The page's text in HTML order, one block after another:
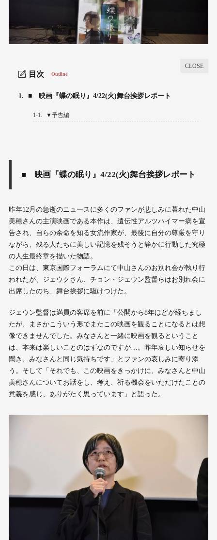
目次 Outline
1. ■ 映画『蝶の眠り』4/22(火)舞台挨拶レポート
1-1. ▼予告編
■ 映画『蝶の眠り』4/22(火)舞台挨拶レポート
昨年12月の急逝のニュースに多くのファンが悲しみに暮れた中山
美穂さんの主演映画である本作は、遺伝性アルツハイマー病を宣
告され、自らの余命を知る女流作家が、最後に自分の尊厳を守り
ながら、残る人たちに美しい記憶を残そうと静かに行動した究極
の人生最終章を描いた物語。
この日は、東京国際フォーラムにて中山さんのお別れ会が執り行
われたが、ジェウクさん、チョン・ジェウン監督らはお別れ会に
出席したのち、舞台挨拶に駆けつけた。
ジェウン監督は満員の客席を前に「公開から8年ほどが経ちまし
たが、まさかこういう形でまたこの映画を観ることになるとは想
像できませんでした。みなさんと一緒に映画を観るということ
は、本来は楽しいことのはずなのですが…。昨年哀しい知らせを
聞き、みなさんと同じ気持ちです」とファンの哀しみに寄り添
う。そして「それでも、この映画をきっかけに、みなさんと中山
美穂さんについてお話をし、考え、祈る機会をいただけたことの
意義を感じ、ありがたく思っています」と語った。